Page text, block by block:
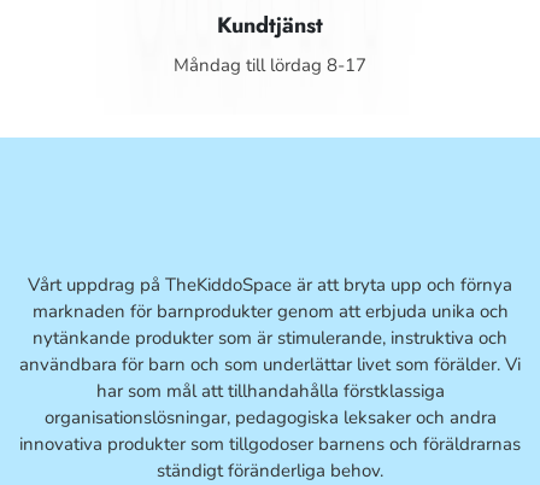
Kundtjänst
Måndag till lördag 8-17
Vårt uppdrag på TheKiddoSpace är att bryta upp och förnya
marknaden för barnprodukter genom att erbjuda unika och
nytänkande produkter som är stimulerande, instruktiva och
användbara för barn och som underlättar livet som förälder. Vi
har som mål att tillhandahålla förstklassiga
organisationslösningar, pedagogiska leksaker och andra
innovativa produkter som tillgodoser barnens och föräldrarnas
ständigt föränderliga behov.